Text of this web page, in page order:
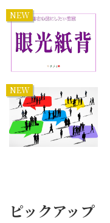
NEW
NEW
ピックアップ